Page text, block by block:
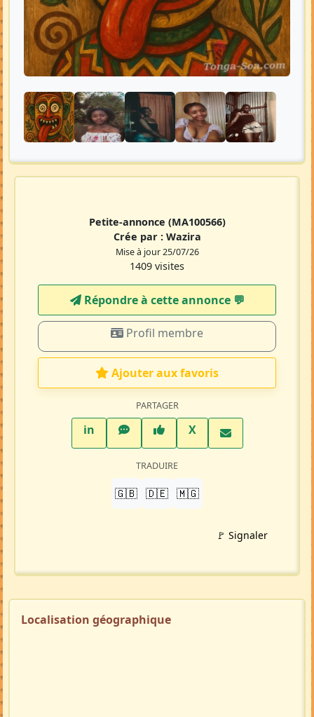
Petite-annonce (MA100566)
Crée par : Wazira
Mise à jour 25/07/26
1409 visites
Répondre à cette annonce 💬​
Profil membre
Ajouter aux favoris
PARTAGER
inLinkedInWhatsAppFacebook
XTwitter X
TRADUIRE
🇬🇧 🇩🇪 🇲🇬
🚩 Signaler
Localisation géographique